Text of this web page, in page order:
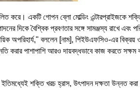
করে। একটি গোপন ব্লো মোল্ডিং এন্টারপ্রাইজকে
দিকে বৈশ্বিক প্রবণতার সঙ্গে সামঞ্জস্য রাখে এবং
অপরিহার্য," বললেন [নাম], পিইউএফসিও-এর বিক্রয়
করার পাশাপাশি আরও দায়বদ্ধভাবে কাজ করতে
শক্তি খরচ হ্রাস, উৎপাদন দক্ষতা উন্নত করা